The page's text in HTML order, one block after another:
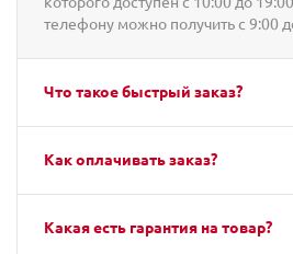
телефону можно получить с 9:00
Что такое быстрый заказ?
Как оплачивать заказ?
Какая есть гарантия на товар?